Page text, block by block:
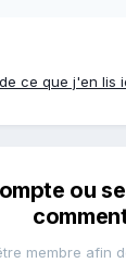
de ce que j'en lis
ou
membre afin